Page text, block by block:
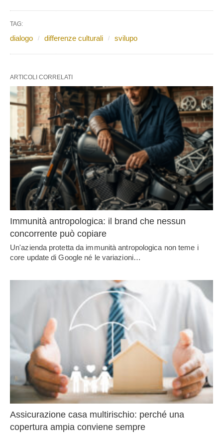
TAG:
dialogo differenze culturali svilupo
ARTICOLI CORRELATI
Immunità antropologica: il brand che nessun
concorrente può copiare
Un'azienda protetta da immunità antropologica non teme i
core update di Google né le variazioni…
Assicurazione casa multirischio: perché una
copertura ampia conviene sempre